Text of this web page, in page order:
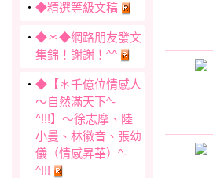
‧ ◆精選等級文稿
‧ ◆＊◆網路朋友發文
集錦！謝謝！^^
‧ ◆【＊千億位情感人
～自然滿天下^-
^!!!】～徐志摩、陸
小曼、林徽音、張幼
儀（情感昇華）^-
^!!!